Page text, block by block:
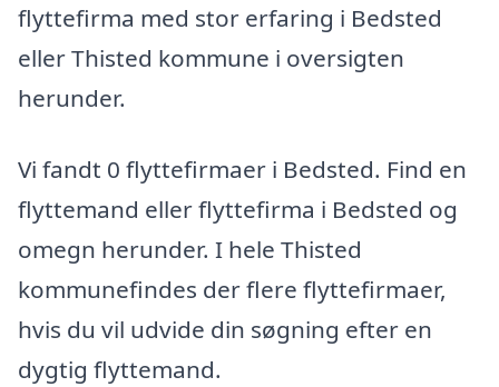
flyttefirma med stor erfaring i Bedsted
eller Thisted kommune i oversigten
herunder.
Vi fandt 0 flyttefirmaer i Bedsted. Find en
flyttemand eller flyttefirma i Bedsted og
omegn herunder. I hele Thisted
kommunefindes der flere flyttefirmaer,
hvis du vil udvide din søgning efter en
dygtig flyttemand.